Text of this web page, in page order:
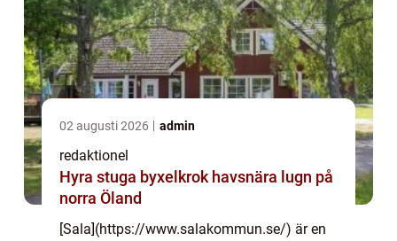
02 augusti 2026 admin
redaktionel
Hyra stuga byxelkrok havsnära lugn på
norra Öland
[Sala](https://www.salakommun.se/) är en